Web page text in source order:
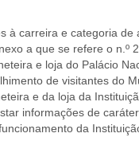
à carreira e categoria
a que se refere o n.º
e loja do Palácio
de visitantes do
e da loja da
informações de
da